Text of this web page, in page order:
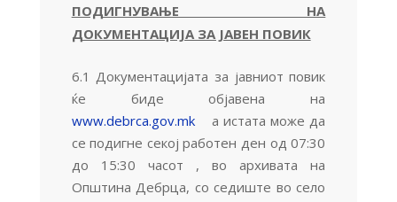
ПОДИГНУВАЊЕ НА
ДОКУМЕНТАЦИЈА ЗА ЈАВЕН ПОВИК
6.1 Документацијата за јавниот повик
ќе биде објавена на
www.debrca.gov.mkа истата може да
се подигне секој работен ден од 07:30
до 15:30 часот , во архивата на
Општина Дебрца, со седиште во село